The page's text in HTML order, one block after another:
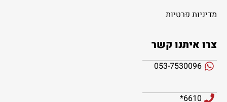
מדיניות פרטיות
צרו איתנו קשר
053-7530096
6610*